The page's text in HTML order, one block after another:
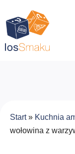
Start» Kuchnia
wołowina z